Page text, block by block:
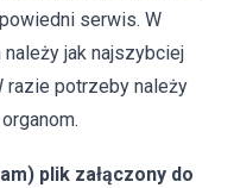
serwis. W
jak najszybciej
razie potrzeby należy
plik załączony do